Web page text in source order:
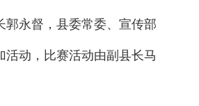
郭永督，县委常委、宣传部
活动，比赛活动由副县长马